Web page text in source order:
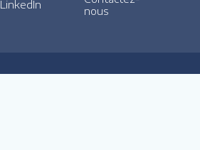
LinkedIn
nous